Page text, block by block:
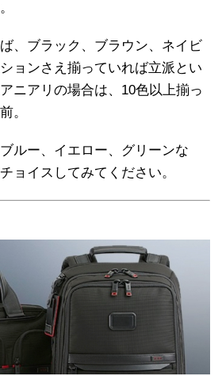
、ブラック、ブラウン、ネイビ
ョンさえ揃っていれば立派とい
ニアリの場合は、10色以上揃っ
。
ルー、イエロー、グリーンな
ョイスしてみてください。